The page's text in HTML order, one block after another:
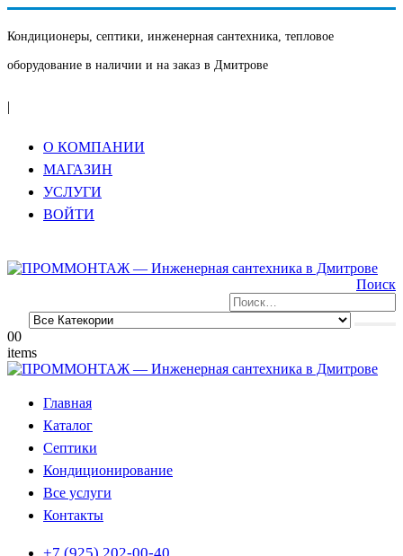
Кондиционеры, септики, инженерная сантехника, тепловое
оборудование в наличии и на заказ в Дмитрове
|
О КОМПАНИИ
МАГАЗИН
УСЛУГИ
ВОЙТИ
Поиск
00
items
Главная
Каталог
Септики
Кондиционирование
Все услуги
Контакты